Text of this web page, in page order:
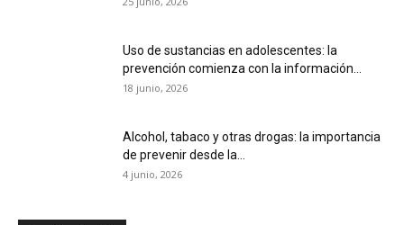
Uso de sustancias en adolescentes: la
prevención comienza con la información...
18 junio, 2026
Alcohol, tabaco y otras drogas: la importancia
de prevenir desde la...
4 junio, 2026